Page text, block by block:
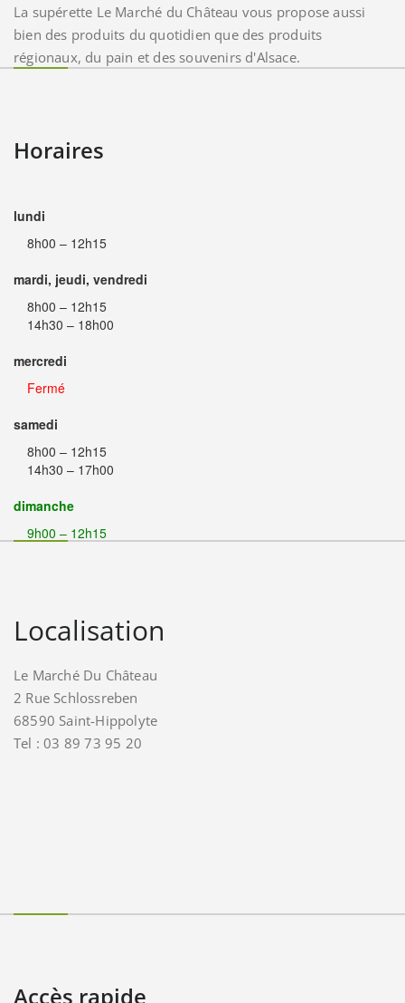
La supérette Le Marché du Château vous propose aussi
bien des produits du quotidien que des produits
régionaux, du pain et des souvenirs d'Alsace.
Horaires
lundi
8h00 – 12h15
mardi, jeudi, vendredi
8h00 – 12h15
14h30 – 18h00
mercredi
Fermé
samedi
8h00 – 12h15
14h30 – 17h00
dimanche
9h00 – 12h15
Localisation
Le Marché Du Château
2 Rue Schlossreben
68590 Saint-Hippolyte
Tel : 03 89 73 95 20
Accès rapide